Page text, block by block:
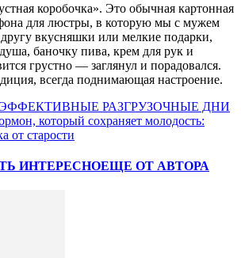
коробочка». Это обычная картонная
для люстры, в которую мы с мужем
вкусняшки или мелкие подарки,
баночку пива, крем для рук и
грустно — заглянул и порадовался.
всегда поднимающая настроение.
РАЗГРУЗОЧНЫЕ ДНИ
который сохраняет молодость:
от старости
ИНТЕРЕСНОЕЩЕ ОТ АВТОРА